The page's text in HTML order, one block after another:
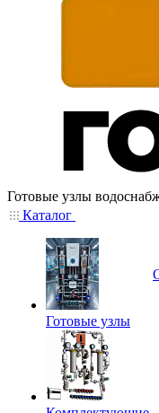
Готовые узлы
Каталог
Готовые узлы